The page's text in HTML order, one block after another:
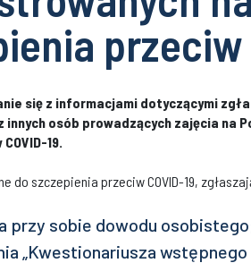
przeciw
się z informacjami dotyczącymi
innych osób prowadzących zajęcia na
19.
do szczepienia przeciw COVID-19,
przy sobie dowodu
„Kwestionariusza